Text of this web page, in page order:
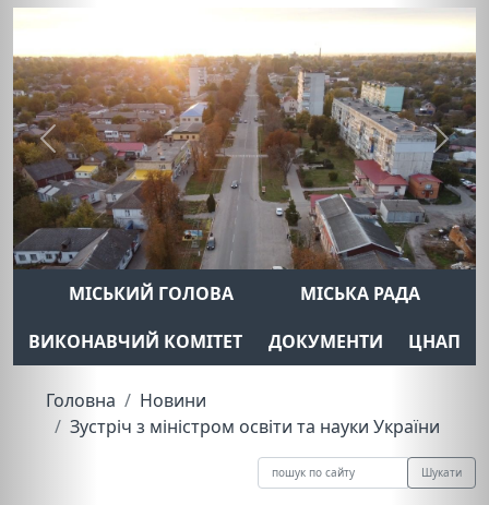
Previous Next
МІСЬКИЙ ГОЛОВА
МІСЬКА РАДА
ВИКОНАВЧИЙ КОМІТЕТ
ДОКУМЕНТИ ЦНАП
Головна
Новини
Зустріч з міністром освіти та науки України
Шукати